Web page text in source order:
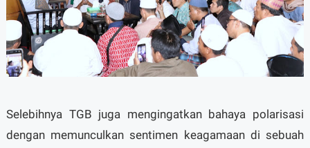
Selebihnya TGB juga mengingatkan bahaya polarisasi
dengan memunculkan sentimen keagamaan di sebuah